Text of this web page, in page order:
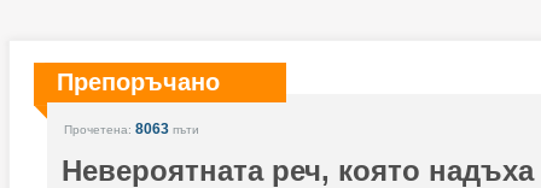
Препоръчано
Прочетена: 8063 пъти
Невероятната реч, която